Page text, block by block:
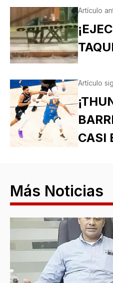
Artículo
Artículo
CASI
Más Noticias